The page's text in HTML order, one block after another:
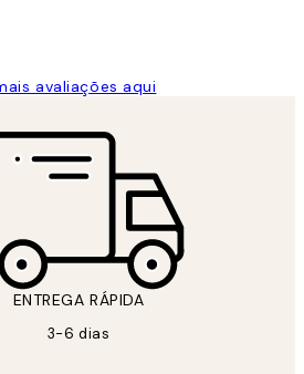
avaliações aqui
ENTREGA RÁPIDA
3-6 dias